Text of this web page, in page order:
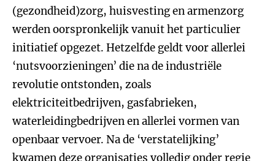
(gezondheid)zorg, huisvesting en armenzorg
werden oorspronkelijk vanuit het particulier
initiatief opgezet. Hetzelfde geldt voor allerlei
‘nutsvoorzieningen’ die na de industriële
revolutie ontstonden, zoals
elektriciteitbedrijven, gasfabrieken,
waterleidingbedrijven en allerlei vormen van
openbaar vervoer. Na de ‘verstatelijking’
kwamen deze organisaties volledig onder regie